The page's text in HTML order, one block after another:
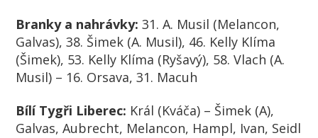
Branky a nahrávky: 31. A. Musil (Melancon,
Galvas), 38. Šimek (A. Musil), 46. Kelly Klíma
(Šimek), 53. Kelly Klíma (Ryšavý), 58. Vlach (A.
Musil) – 16. Orsava, 31. Macuh
Bílí Tygři Liberec: Král (Kváča) – Šimek (A),
Galvas, Aubrecht, Melancon, Hampl, Ivan, Seidl